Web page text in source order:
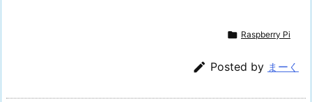
 Raspberry Pi
 Posted by まーく